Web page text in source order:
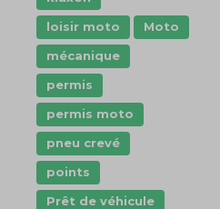
loisir moto
Moto
mécanique
permis
permis moto
pneu crevé
points
Prêt de véhicule